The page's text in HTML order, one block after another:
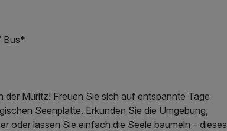
Bus*
Müritz! Freuen Sie sich auf entspannte Tage
Seenplatte. Erkunden Sie die Umgebung,
oder lassen Sie einfach die Seele baumeln – dieses